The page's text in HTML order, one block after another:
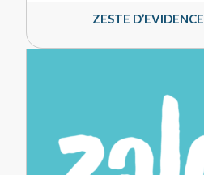
ZESTE D’EVIDENCE